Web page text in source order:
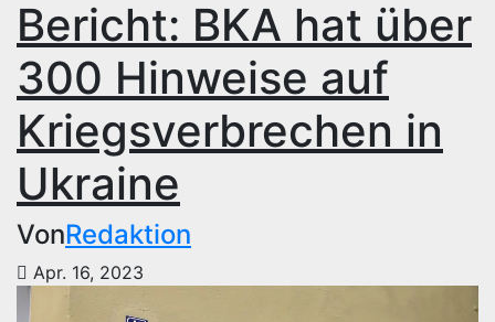
Bericht: BKA hat über
300 Hinweise auf
Kriegsverbrechen in
Ukraine
VonRedaktion
Apr. 16, 2023